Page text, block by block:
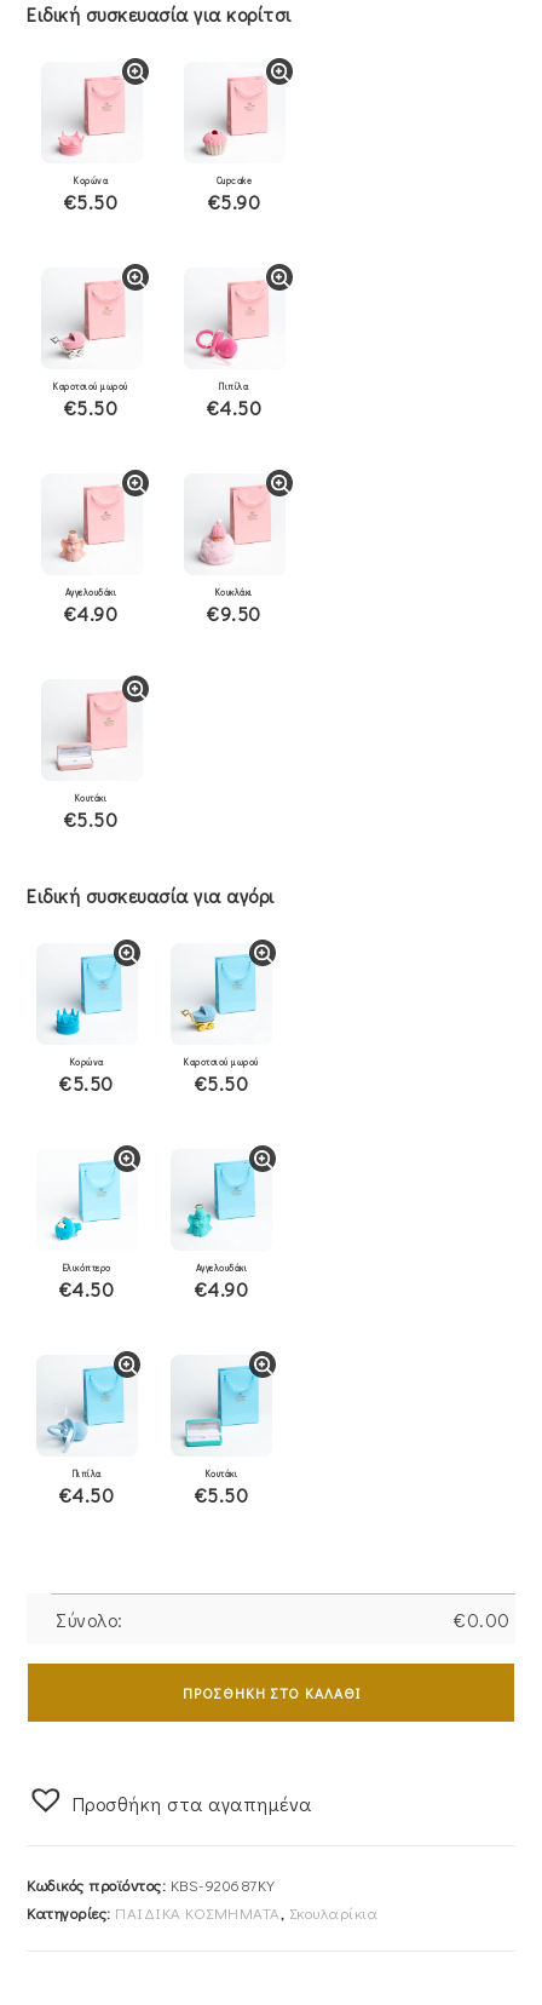
Ειδική συσκευασία για κορίτσι
Κορώνα
€5.50
Cupcake
€5.90
Καροτσιού μωρού
€5.50
Πιπίλα
€4.50
Αγγελουδάκι
€4.90
Κουκλάκι
€9.50
Κουτάκι
€5.50
Ειδική συσκευασία για αγόρι
Κορώνα
€5.50
Καροτσιού μωρού
€5.50
Ελικόπτερο
€4.50
Αγγελουδάκι
€4.90
Πιπίλα
€4.50
Κουτάκι
€5.50
Σύνολο: €0.00
Σκουλαρίκια
Παιδικά
920687KY
ΠΡΟΣΘΉΚΗ ΣΤΟ ΚΑΛΆΘΙ
Προσθήκη στα αγαπημένα
Κωδικός προϊόντος: KBS-920687KY
Κατηγορίες: ΠΑΙΔΙΚΑ ΚΟΣΜΗΜΑΤΑ, Σκουλαρίκια